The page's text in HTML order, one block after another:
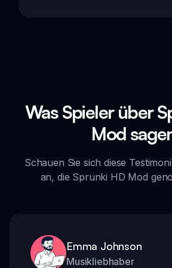
Was Spieler über
Mod
Schauen Sie sich diese
an, die Sprunki HD Mod
Emma Johnson
Musikliebhaber